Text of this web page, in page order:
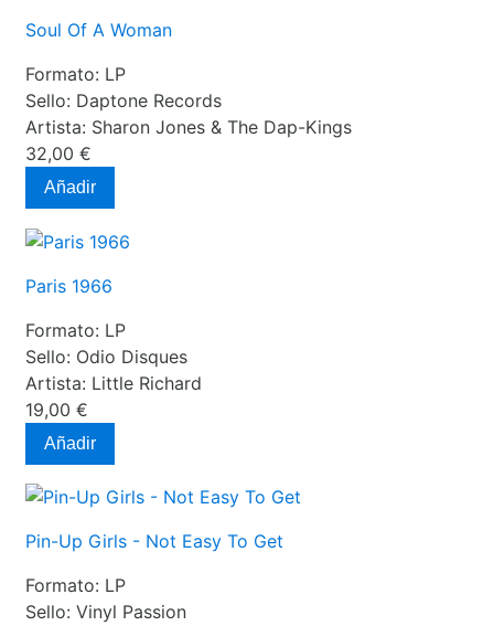
Soul Of A Woman
Formato: LP
Sello: Daptone Records
Artista: Sharon Jones & The Dap-Kings
32,00 €
Añadir
Paris 1966
Formato: LP
Sello: Odio Disques
Artista: Little Richard
19,00 €
Añadir
Pin-Up Girls - Not Easy To Get
Formato: LP
Sello: Vinyl Passion